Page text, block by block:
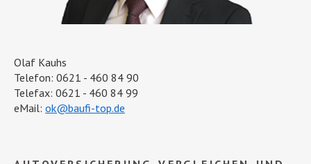
Olaf Kauhs
Telefon: 0621 - 460 84 90
Telefax: 0621 - 460 84 99
eMail: ok@baufi-top.de